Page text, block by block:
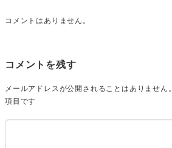
コメントはありません。
コメントを残す
メールアドレスが公開されることはありません。
項目です